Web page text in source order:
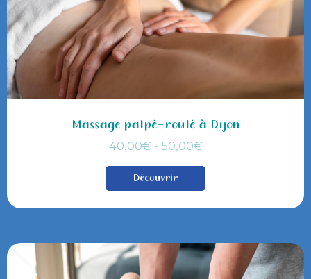
Massage palpé-roulé à Dijon
40,00€ - 50,00€
Découvrir